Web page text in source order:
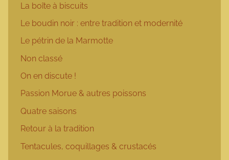
La boîte à biscuits
Le boudin noir : entre tradition et modernité
Le pétrin de la Marmotte
Non classé
On en discute !
Passion Morue & autres poissons
Quatre saisons
Retour à la tradition
Tentacules, coquillages & crustacés